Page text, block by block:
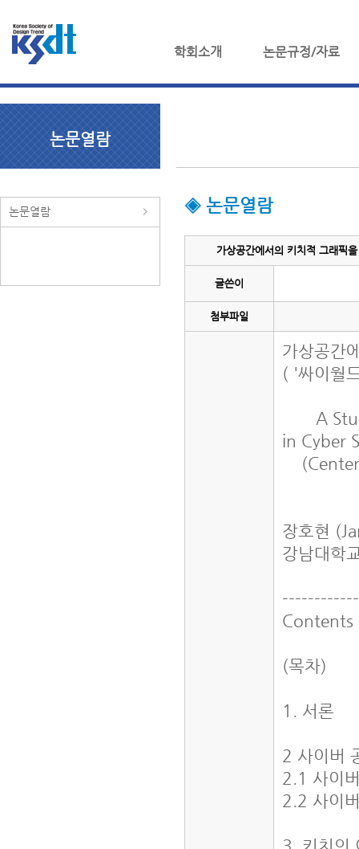
학회소개 논문규정/자료
논문열람
논문열람 ◈ 논문열람
가상공간에서의 키치적 그래픽
글쓴이
첨부파일
가상공간
( '싸이월
A
in Cyber
장호현
강남대학
Contents
(목차)
1. 서론
2 사이버
2.1 사이
2.2 사이